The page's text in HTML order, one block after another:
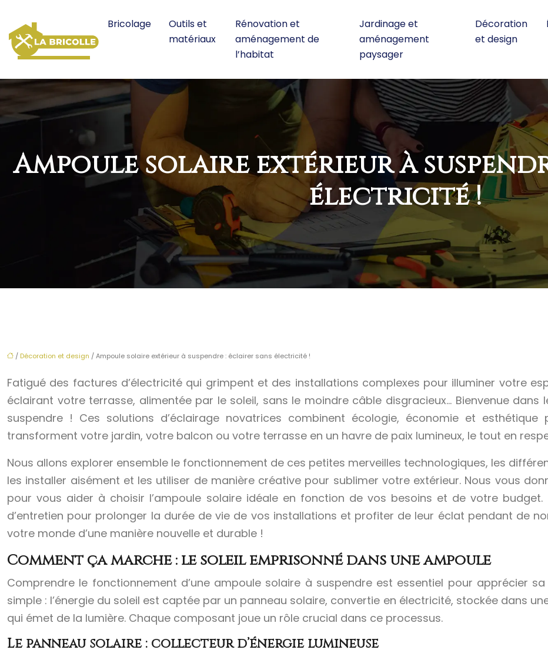
Bricolage
Outils et
matériaux
Rénovation et
aménagement de
l’habitat
Jardinage et
aménagement
paysager
Décoration
et design
Ampoule solaire extérieur à
électricité !
/ Décoration et design / Ampoule solaire extérieur à suspendre : éclairer sans électricité !
Fatigué des factures d’électricité qui grimpent et des installations complexes pour illuminer votre
éclairant votre terrasse, alimentée par le soleil, sans le moindre câble disgracieux… Bienvenue
suspendre ! Ces solutions d’éclairage novatrices combinent écologie, économie et esthétique
transforment votre jardin, votre balcon ou votre terrasse en un havre de paix lumineux, le tout en
Nous allons explorer ensemble le fonctionnement de ces petites merveilles technologiques, les
les installer aisément et les utiliser de manière créative pour sublimer votre extérieur. Nous vous
pour vous aider à choisir l’ampoule solaire idéale en fonction de vos besoins et de votre budget.
d’entretien pour prolonger la durée de vie de vos installations et profiter de leur éclat pendant de
votre monde d’une manière nouvelle et durable !
Comment ça marche : le soleil emprisonné dans une ampoule
Comprendre le fonctionnement d’une ampoule solaire à suspendre est essentiel pour apprécier
simple : l’énergie du soleil est captée par un panneau solaire, convertie en électricité, stockée dans
qui émet de la lumière. Chaque composant joue un rôle crucial dans ce processus.
Le panneau solaire : collecteur d’énergie lumineuse